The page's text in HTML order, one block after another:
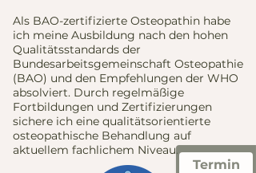
Termin
Als BAO-zertifizierte Osteopathin habe
ich meine Ausbildung nach den hohen
Qualitätsstandards der
Bundesarbeitsgemeinschaft Osteopathie
(BAO) und den Empfehlungen der WHO
absolviert. Durch regelmäßige
Fortbildungen und Zertifizierungen
sichere ich eine qualitätsorientierte
osteopathische Behandlung auf
aktuellem fachlichem Niveau.​